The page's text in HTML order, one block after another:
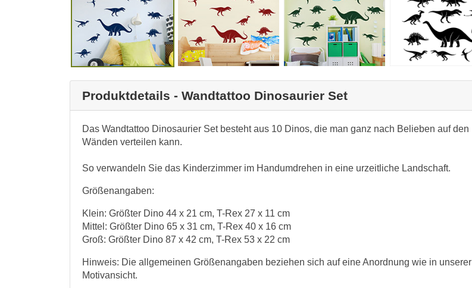
Produktdetails - Wandtattoo Dinosaurier Set
Das Wandtattoo Dinosaurier Set besteht aus 10 Dinos, die man ganz nach Belieben auf den
Wänden verteilen kann.
So verwandeln Sie das Kinderzimmer im Handumdrehen in eine urzeitliche Landschaft.
Größenangaben:
Klein: Größter Dino 44 x 21 cm, T-Rex 27 x 11 cm
Mittel: Größter Dino 65 x 31 cm, T-Rex 40 x 16 cm
Groß: Größter Dino 87 x 42 cm, T-Rex 53 x 22 cm
Hinweis: Die allgemeinen Größenangaben beziehen sich auf eine Anordnung wie in unserer
Motivansicht.